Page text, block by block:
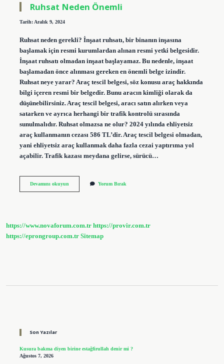
Ruhsat Neden Önemli
Tarih: Aralık 9, 2024
Ruhsat neden gerekli? İnşaat ruhsatı, bir binanın inşasına
başlamak için resmi kurumlardan alınan resmi yetki belgesidir.
İnşaat ruhsatı olmadan inşaat başlayamaz. Bu nedenle, inşaat
başlamadan önce alınması gereken en önemli belge izindir.
Ruhsat neye yarar? Araç tescil belgesi, söz konusu araç hakkında
bilgi içeren resmi bir belgedir. Bunu aracın kimliği olarak da
düşünebilirsiniz. Araç tescil belgesi, aracı satın alırken veya
satarken ve ayrıca herhangi bir trafik kontrolü sırasında
sunulmalıdır. Ruhsat olmazsa ne olur? 2024 yılında ehliyetsiz
araç kullanmanın cezası 586 TL’dir. Araç tescil belgesi olmadan,
yani ehliyetsiz araç kullanmak daha fazla cezai yaptırıma yol
açabilir. Trafik kazası meydana gelirse, sürücü…
Devamını okuyunRuhsat
Yorum Bırak
https://www.novaforum.com.tr https://provir.com.tr
https://eprongroup.com.tr Sitemap
Son Yazılar
Kusura bakma diyen birine estağfirullah denir mi ?
Ağustos 7, 2026